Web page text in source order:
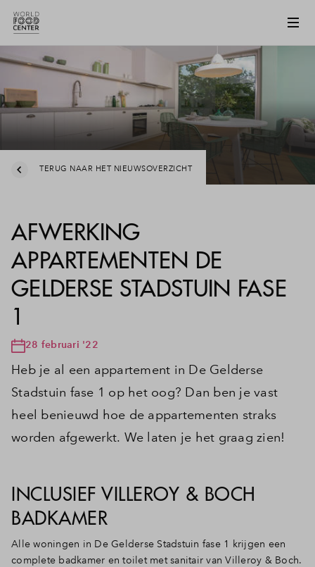
TERUG NAAR HET NIEUWSOVERZICHT
AFWERKING
APPARTEMENTEN DE
GELDERSE STADSTUIN FASE
1
28 februari '22
Heb je al een appartement in De Gelderse
Stadstuin fase 1 op het oog? Dan ben je vast
heel benieuwd hoe de appartementen straks
worden afgewerkt. We laten je het graag zien!
INCLUSIEF VILLEROY & BOCH
BADKAMER
Alle woningen in De Gelderse Stadstuin fase 1 krijgen een
complete badkamer en toilet met sanitair van Villeroy & Boch.